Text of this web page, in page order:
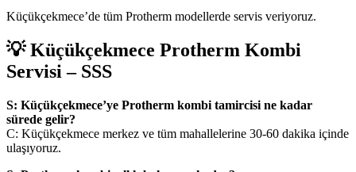
Küçükçekmece’de tüm Protherm modellerde servis veriyoruz.
💡 Küçükçekmece Protherm Kombi
Servisi – SSS
S: Küçükçekmece’ye Protherm kombi tamircisi ne kadar
sürede gelir?
C: Küçükçekmece merkez ve tüm mahallelerine 30-60 dakika içinde
ulaşıyoruz.